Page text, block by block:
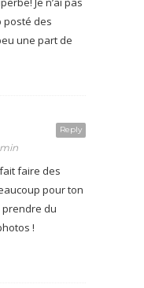
posté des
une part de
Reply
faire des
pour ton
prendre du
!